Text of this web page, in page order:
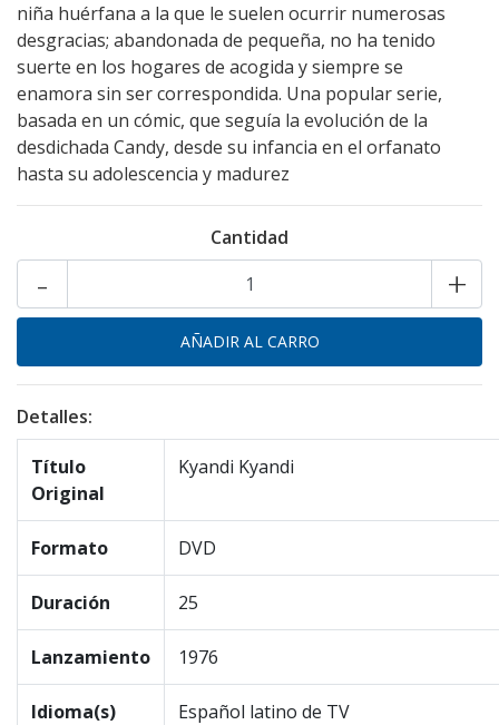
niña huérfana a la que le suelen ocurrir numerosas
desgracias; abandonada de pequeña, no ha tenido
suerte en los hogares de acogida y siempre se
enamora sin ser correspondida. Una popular serie,
basada en un cómic, que seguía la evolución de la
desdichada Candy, desde su infancia en el orfanato
hasta su adolescencia y madurez
Cantidad
+
-
Detalles:
Título
Original
Kyandi Kyandi
Formato DVD
Duración 25
Lanzamiento 1976
Idioma(s) Español latino de TV